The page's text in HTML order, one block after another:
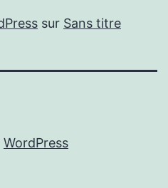
sur Sans titre
WordPress